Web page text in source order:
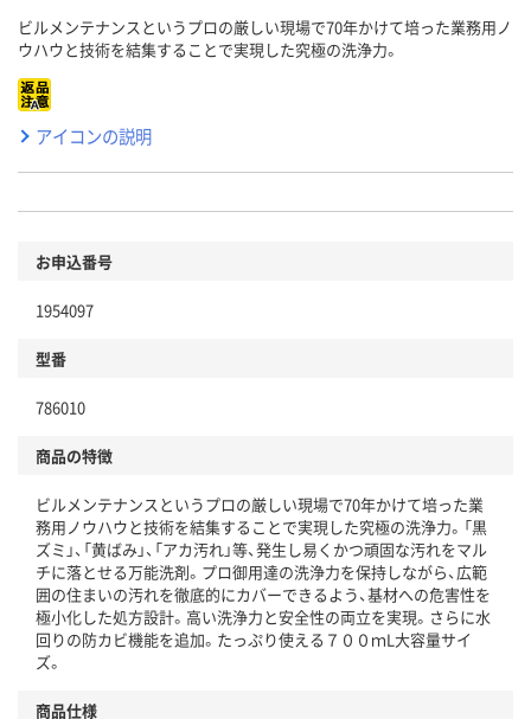
ビルメンテナンスというプロの厳しい現場で70年かけて培った業務用ノ
ウハウと技術を結集することで実現した究極の洗浄力。
アイコンの説明
お申込番号
1954097
型番
786010
商品の特徴
ビルメンテナンスというプロの厳しい現場で70年かけて培った業
務用ノウハウと技術を結集することで実現した究極の洗浄力。「黒
ズミ」、「黄ばみ」、「アカ汚れ」等、発生し易くかつ頑固な汚れをマル
チに落とせる万能洗剤。プロ御用達の洗浄力を保持しながら、広範
囲の住まいの汚れを徹底的にカバーできるよう、基材への危害性を
極小化した処方設計。高い洗浄力と安全性の両立を実現。さらに水
回りの防カビ機能を追加。たっぷり使える７００ｍL大容量サイ
ズ。
商品仕様